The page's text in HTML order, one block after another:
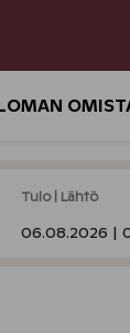
Tulo | Lähtö
06.08.2026 |